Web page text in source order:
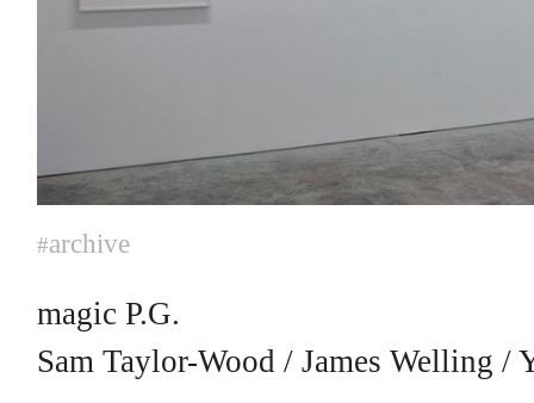
#archive
magic P.G.
Sam Taylor-Wood / James Welling